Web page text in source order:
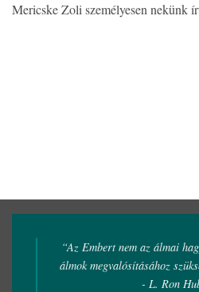
Mericske Zoli személyesen nekünk
“Az Embert nem az álmai
álmok megvalósításához
- L. Ron